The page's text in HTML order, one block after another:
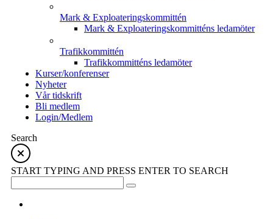
Mark & Exploateringskommittén
Mark & Exploateringskommitténs ledamöter
Trafikkommittén
Trafikkommitténs ledamöter
Kurser/konferenser
Nyheter
Vår tidskrift
Bli medlem
Login/Medlem
Search
START TYPING AND PRESS ENTER TO SEARCH